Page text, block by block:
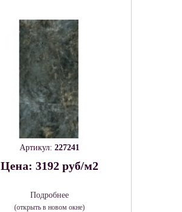
Артикул: 227241
Цена: 3192 руб/м2
Подробнее
(открыть в новом окне)